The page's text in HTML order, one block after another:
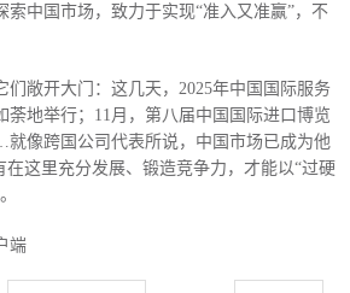
中国市场，致力于实现“准入又准赢”，不
敞开大门：这几天， 2025年中国国际服务
荼地举行；11月，第八届中国国际进口博览
像跨国公司代表所说，中国市场已成为他
这里充分发展、锻造竞争力，才能以“过硬
端